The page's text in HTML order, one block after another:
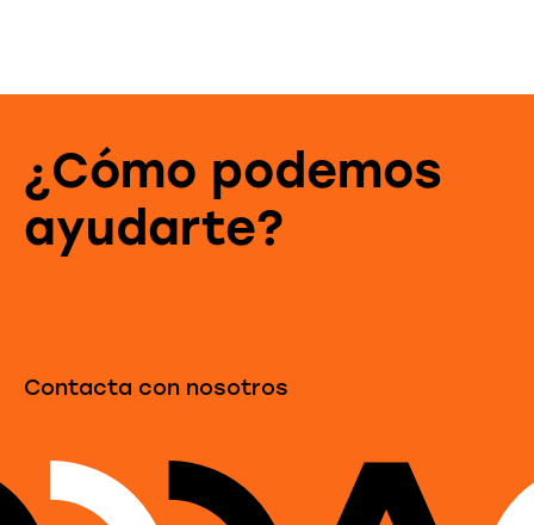
¿Cómo podemos
ayudarte?
Contacta con nosotros